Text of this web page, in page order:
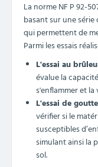
La norme NF P 92-
basant sur une série
qui permettent de
Parmi les essais
L'essai au
évalue la
s'enflammer et la
L'essai de
vérifier si le
susceptibles
simulant ainsi la
sol.